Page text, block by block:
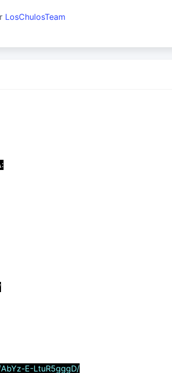
LosChulosTeam
E-LtuR5gggD/